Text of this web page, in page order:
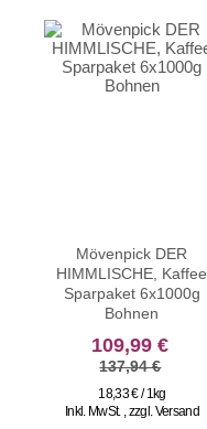
Mövenpick DER
HIMMLISCHE, Kaffee
Sparpaket 6x1000g
Bohnen
sonderangebot
109,99 €
137,94 €
18,33 € / 1kg
Inkl. MwSt. ,zzgl.Versand